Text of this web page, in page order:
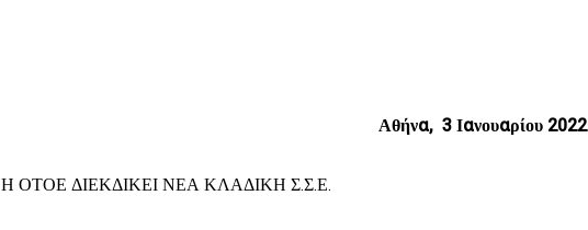
Αθήνα, 3 Ιανουαρίου 2022
Η ΟΤΟΕ ΔΙΕΚΔΙΚΕΙ ΝΕΑ ΚΛΑΔΙΚΗ Σ.Σ.Ε.